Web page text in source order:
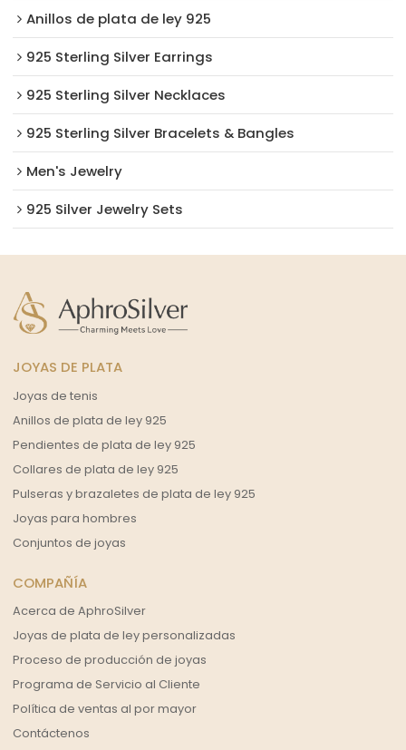
Anillos de plata de ley 925
925 Sterling Silver Earrings
925 Sterling Silver Necklaces
925 Sterling Silver Bracelets & Bangles
Men's Jewelry
925 Silver Jewelry Sets
JOYAS DE PLATA
Joyas de tenis
Anillos de plata de ley 925
Pendientes de plata de ley 925
Collares de plata de ley 925
Pulseras y brazaletes de plata de ley 925
Joyas para hombres
Conjuntos de joyas
COMPAÑÍA
Acerca de AphroSilver
Joyas de plata de ley personalizadas
Proceso de producción de joyas
Programa de Servicio al Cliente
Política de ventas al por mayor
Contáctenos